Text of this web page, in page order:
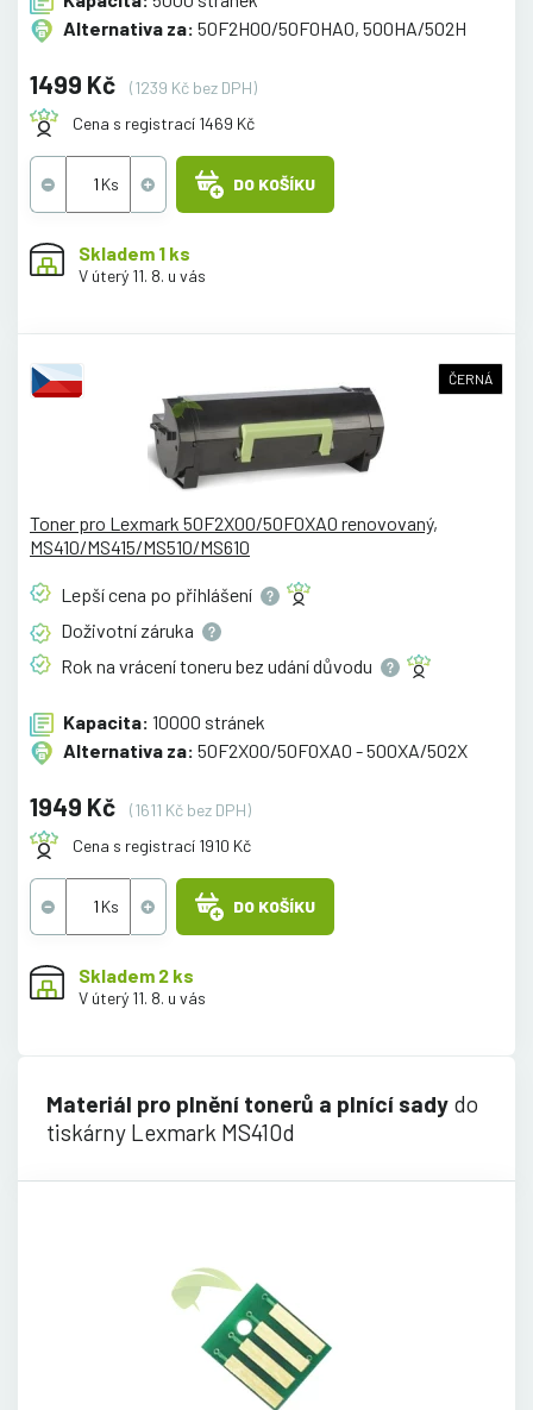
Alternativa za: 50F2H00/50F0HA0, 500HA/502H
1499 Kč
(1239 Kč bez DPH)
Cena s registrací 1469 Kč
DO KOŠÍKU
Skladem 1 ks
V úterý 11. 8. u vás
ČERNÁ
Toner pro Lexmark 50F2X00/50F0XA0 renovovaný,
MS410/MS415/MS510/MS610
Lepší cena po přihlášení
Doživotní záruka
Rok na vrácení toneru bez udánídůvodu
Kapacita: 10000 stránek
Alternativa za: 50F2X00/50F0XA0 - 500XA/502X
1949 Kč
(1611 Kč bez DPH)
Cena s registrací 1910 Kč
DO KOŠÍKU
Skladem 2 ks
V úterý 11. 8. u vás
Materiál pro plnění tonerů a plnící sady do
tiskárny Lexmark MS410d